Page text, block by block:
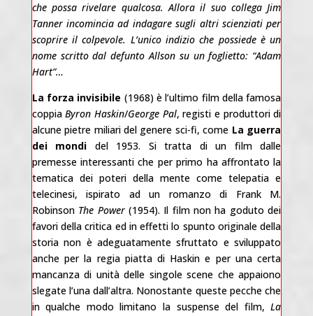
che possa rivelare qualcosa. Allora il suo collega Jim
Tanner incomincia ad indagare sugli altri scienziati per
scoprire il colpevole. L’unico indizio che possiede è un
nome scritto dal defunto Allson su un foglietto: “Adam
Hart”…
La forza invisibile (1968) è l’ultimo film della famosa
coppiaByron Haskin/George Pal, registi e produttori di
alcune pietre miliari del genere sci-fi, come La guerra
dei mondi
del 1953. Si tratta di un film dalle
premesse interessanti che per primo ha affrontato la
tematica dei poteri della mente come telepatia e
telecinesi, ispirato ad un romanzo di Frank M.
Robinson The Power (1954). Il film non ha goduto dei
favori della critica ed in effetti lo spunto originale della
storia non è adeguatamente sfruttato e sviluppato
anche per la regia piatta di Haskin e per una certa
mancanza di unità delle singole scene che appaiono
slegate l’una dall’altra. Nonostante queste pecche che
in qualche modo limitano la suspense del film,La